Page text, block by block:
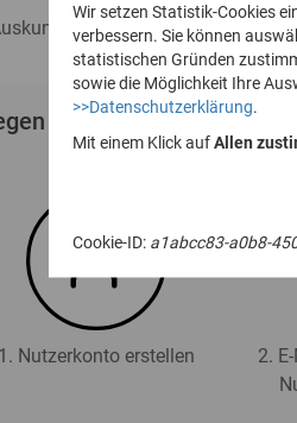
nach § 23 Abs. 8
Sie Ihr Nutzerkonto
1. Nutzerkonto erstellen
2.
Wir setzen Statistik-Cookies
verbessern. Sie können
statistischen Gründen
sowie die Möglichkeit Ihre
>>Datenschutzerklärung
Mit einem Klick auf Allen
Cookie-ID: a1abcc83-a0b8-